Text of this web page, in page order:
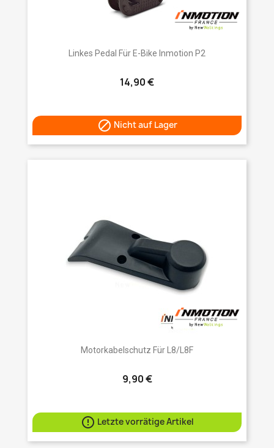
Linkes Pedal Für E-Bike Inmotion P2
14,90 €
 Nicht auf Lager
Motorkabelschutz Für L8/L8F
9,90 €
 Letzte vorrätige Artikel